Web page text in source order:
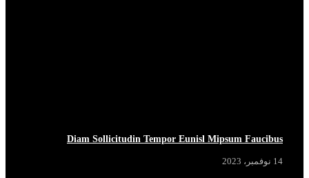
Diam Sollicitudin Tempor Eunisl Mipsum Faucibus
14 نوفمبر، 2023